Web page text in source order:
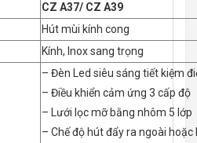
CZ A37/ CZ A39
Hút mùi kính cong
Kính, Inox sang trọng
– Đèn Led siêu sáng tiết kiệm
– Điều khiển cảm ứng 3 cấp độ
– Lưới lọc mỡ bằng nhôm 5 lớp
– Chế độ hút đẩy ra ngoài